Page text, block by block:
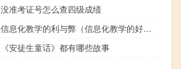
没准考证号怎么查四级成绩
信息化教学的利与弊（信息化教学的好处）
《安徒生童话》都有哪些故事